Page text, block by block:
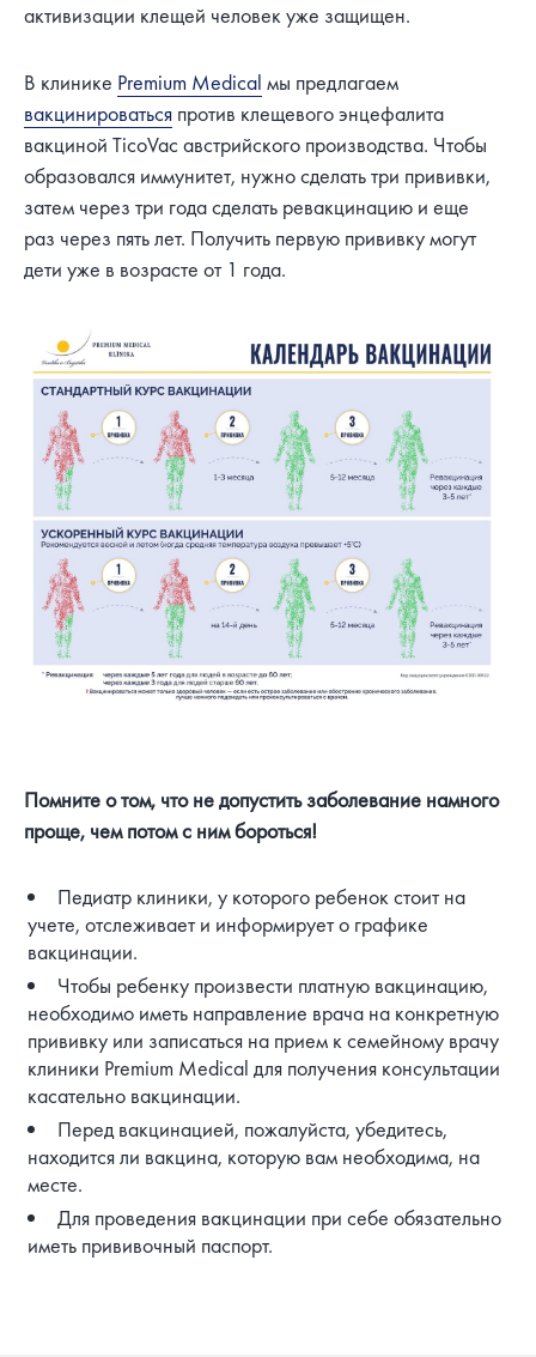
активизации клещей человек уже защищен.
В клинике Premium Medical мы предлагаем
вакцинироваться против клещевого энцефалита
вакциной TicoVac австрийского производства. Чтобы
образовался иммунитет, нужно сделать три прививки,
затем через три года сделать ревакцинацию и еще
раз через пять лет. Получить первую прививку могут
дети уже в возрасте от 1 года.
Помните о том, что не допустить заболевание намного
проще, чем потом с ним бороться!
Педиатр клиники, у которого ребенок стоит на
учете, отслеживает и информирует о графике
вакцинации.
Чтобы ребенку произвести платную вакцинацию,
необходимо иметь направление врача на конкретную
прививку или записаться на прием к семейному врачу
клиники Premium Medical для получения консультации
касательно вакцинации.
Перед вакцинацией, пожалуйста, убедитесь,
находится ли вакцина, которую вам необходима, на
месте.
Для проведения вакцинации при себе обязательно
иметь прививочный паспорт.